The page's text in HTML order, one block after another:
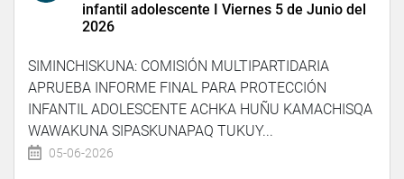
infantil adolescente I Viernes 5 de Junio del
2026
SIMINCHISKUNA: COMISIÓN MULTIPARTIDARIA
APRUEBA INFORME FINAL PARA PROTECCIÓN
INFANTIL ADOLESCENTE ACHKA HUÑU KAMACHISQA
WAWAKUNA SIPASKUNAPAQ TUKUY...
05-06-2026